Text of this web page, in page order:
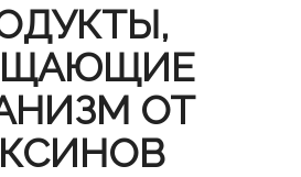
ОТ